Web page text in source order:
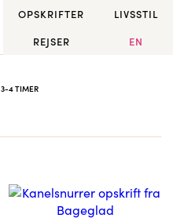
OPSKRIFTER
LIVSSTIL
REJSER
EN
3-4 TIMER